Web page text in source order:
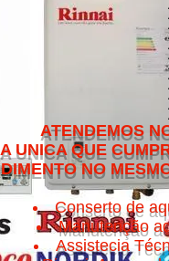
O
DIA,
Conserto de
Manutenção
Assistecia